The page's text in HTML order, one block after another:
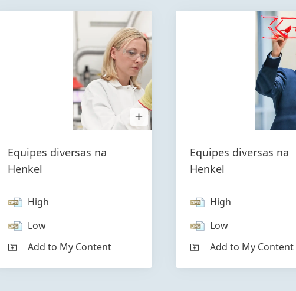
Open
Image
in
Equipes diversas na
Henkel
High
Low
Add to My Content
Equipes diversas na
Henkel
High
Low
Add to My Content